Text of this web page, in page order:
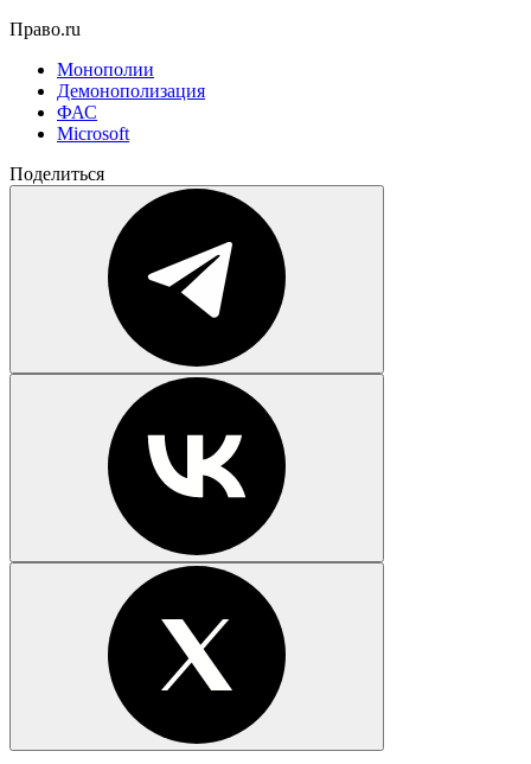
Право.ru
Монополии
Демонополизация
ФАС
Microsoft
Поделиться